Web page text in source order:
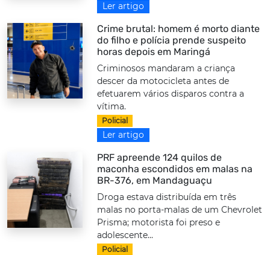
Ler artigo
Crime brutal: homem é morto diante
do filho e polícia prende suspeito
horas depois em Maringá
Criminosos mandaram a criança
descer da motocicleta antes de
efetuarem vários disparos contra a
vítima.
Policial
Ler artigo
PRF apreende 124 quilos de
maconha escondidos em malas na
BR-376, em Mandaguaçu
Droga estava distribuída em três
malas no porta-malas de um Chevrolet
Prisma; motorista foi preso e
adolescente...
Policial